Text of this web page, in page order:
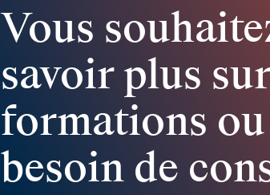
Vous
savoir plus
formations ou
besoin de